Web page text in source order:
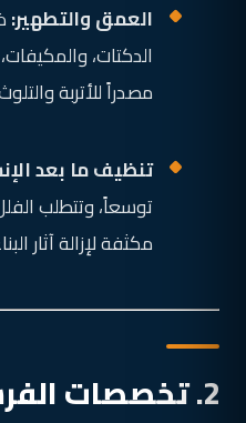
العمق والتطهير:
الدكتات،
مصدراً للأتربة
تنظيف ما بعد
توسعاً، وتتطلب
مكثفة لإزالة آثار
2. تخصصات